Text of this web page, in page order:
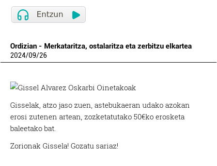
Ordizian - Merkataritza, ostalaritza eta zerbitzu elkartea
2024/09/26
Gisselak, atzo jaso zuen, astebukaeran udako azokan
erosi zutenen artean, zozketatutako 50€ko erosketa
baleetako bat.
Zorionak Gissela! Gozatu sariaz!